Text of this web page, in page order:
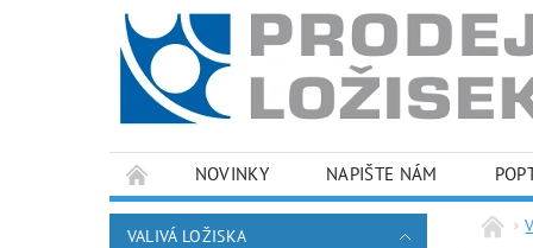
NOVINKY NAPIŠTE NÁM
PODMÍNKY OCHRANY OSOBNÍCH ÚDAJŮ
VALIVÁ LOŽISKA